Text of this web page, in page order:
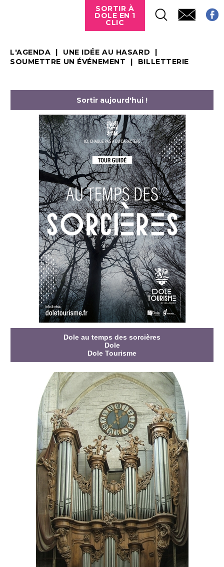
SORTIR À
DOLE EN 1
CLIC
L'AGENDA
UNE IDÉE AU HASARD
SOUMETTRE UN ÉVÉNEMENT
BILLETTERIE
Sortir aujourd'hui !
Dole au temps des sorcières
Dole
Dole Tourisme